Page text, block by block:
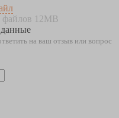
12MB
на ваш отзыв или вопрос